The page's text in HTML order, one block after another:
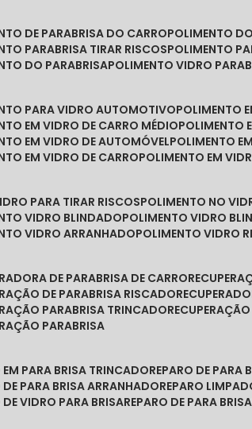
DE PARABRISA DO CARRO POLIMENTO
PARABRISA TIRAR RISCOS POLIMENTO
DO PARABRISA POLIMENTO VIDRO
PARA VIDRO AUTOMOTIVO POLIMENTO
EM VIDRO DE CARRO MÉDIO POLIMENTO
EM VIDRO DE AUTOMÓVEL POLIMENTO
EM VIDRO DE CARRO POLIMENTO EM
PARA TIRAR RISCOS POLIMENTO NO
VIDRO BLINDADO POLIMENTO VIDRO
VIDRO ARRANHADO POLIMENTO VIDRO
DE PARABRISA DE CARRO
DE PARABRISA RISCADO
PARABRISA TRINCADO
PARABRISA
EM PARA BRISA TRINCADO REPARO DE
DE PARA BRISA ARRANHADO REPARO
DE VIDRO PARA BRISA REPARO DE PARA BRISA